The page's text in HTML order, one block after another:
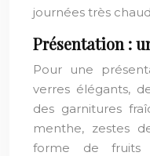
journées très
Présentation :
Pour une
verres élégants,
des garnitures
menthe, zestes
forme de fruits